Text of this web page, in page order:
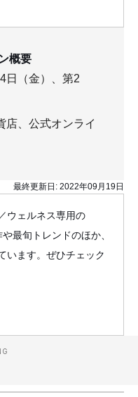
概要
日（金）、第2
店、公式オンライ
最終更新日: 2022年09月19日
ウェルネス専用の
最旬トレンドのほか、
います。ぜひチェック